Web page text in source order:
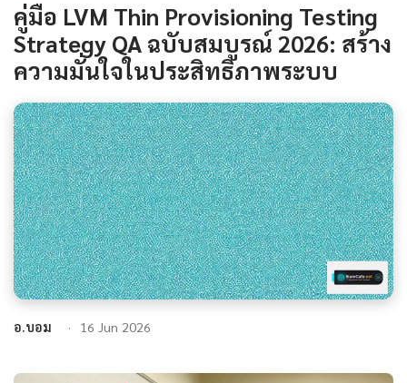
คู่มือ LVM Thin Provisioning Testing
Strategy QA ฉบับสมบูรณ์ 2026: สร้าง
ความมั่นใจในประสิทธิภาพระบบ
อ.บอม 16 Jun 2026